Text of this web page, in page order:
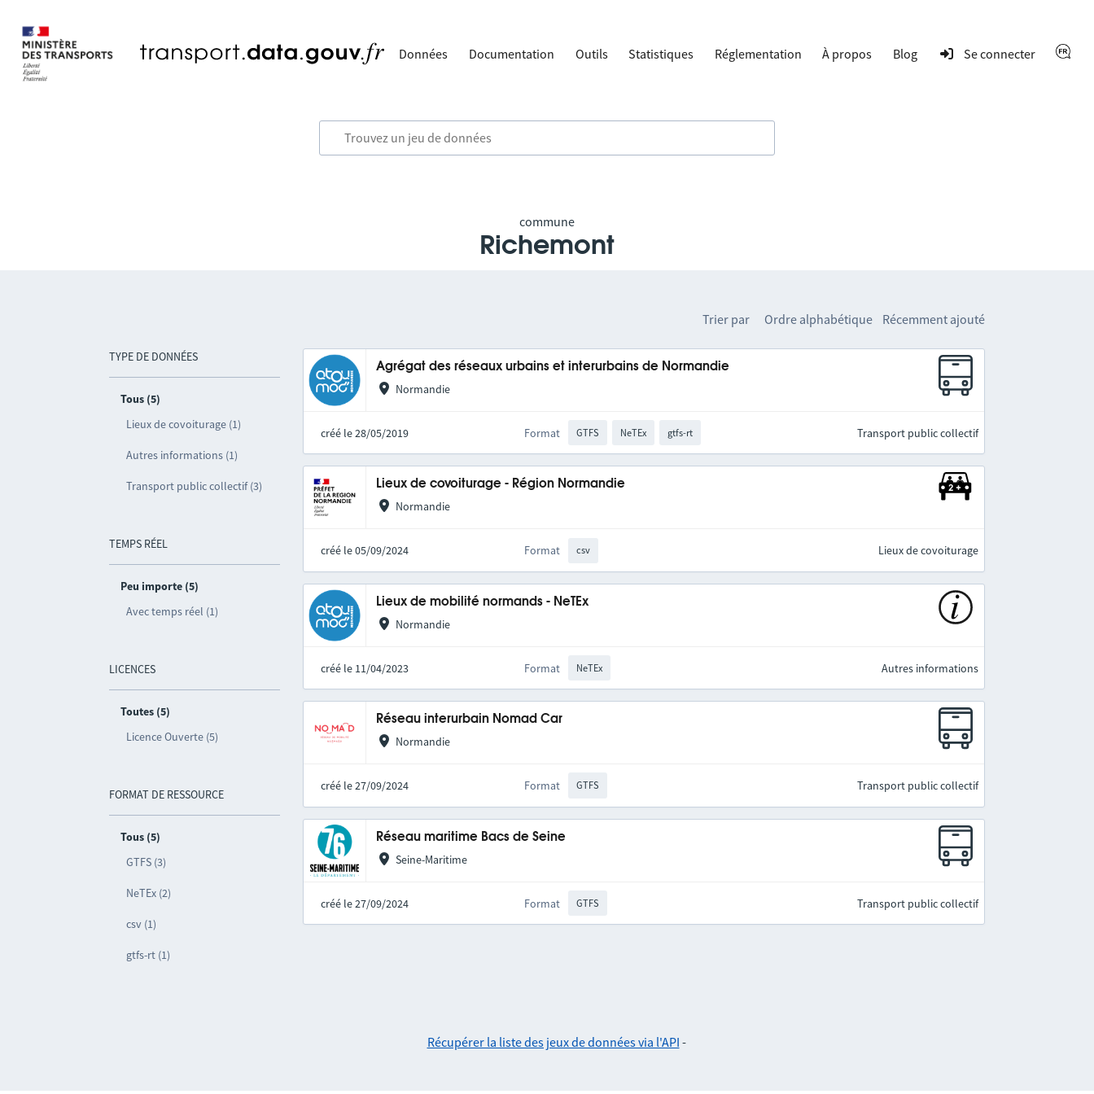
Données Documentation Outils Statistiques Réglementation À propos Blog Se connecter
commune
Richemont
TYPE DE DONNÉES
Tous (5)
Lieux de covoiturage (1)
Autres informations (1)
Transport public collectif (3)
TEMPS RÉEL
Peu importe (5)
Avec temps réel (1)
LICENCES
Toutes (5)
Licence Ouverte (5)
FORMAT DE RESSOURCE
Tous (5)
GTFS (3)
NeTEx (2)
csv (1)
gtfs-rt (1)
Trier par Ordre alphabétique Récemment ajouté
Agrégat des réseaux urbains et interurbains de Normandie
Normandie
créé le 28/05/2019 Format GTFS NeTEx gtfs-rt Transport public collectif
Lieux de covoiturage - Région Normandie
Normandie
créé le 05/09/2024 Format csv Lieux de covoiturage
Lieux de mobilité normands - NeTEx
Normandie
créé le 11/04/2023 Format NeTEx Autres informations
Réseau interurbain Nomad Car
Normandie
créé le 27/09/2024 Format GTFS Transport public collectif
Réseau maritime Bacs de Seine
Seine-Maritime
créé le 27/09/2024 Format GTFS Transport public collectif
Récupérer la liste des jeux de données via l'API -